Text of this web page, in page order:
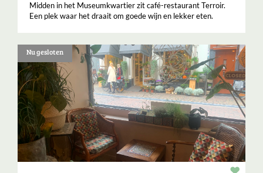
Midden in het Museumkwartier zit café-restaurant Terroir.
Een plek waar het draait om goede wijn en lekker eten.
Nu gesloten